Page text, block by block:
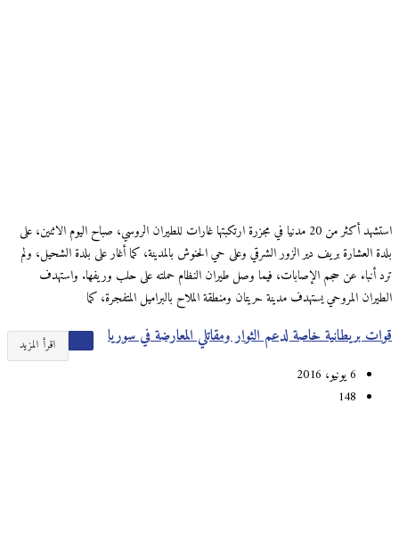
استشهد أكثر من 20 مدنيا في مجزرة ارتكبتها غارات للطيران الروسي، صباح اليوم الاثنين، على
بلدة العشارة بريف دير الزور الشرقي وعلى حي الحنوش بالمدينة، كما أغار على بلدة الشحيل، ولم
ترد أنباء عن حجم الإصابات، فيما وصل طيران النظام حملته على حلب وريفها. واستهدف
الطيران المروحي يستهدف مدينة حريتان ومنطقة الملاح بالبراميل المتفجرة، كما
اقرأ المزيد قوات بريطانية خاصة لدعم الثوار ومقاتلي المعارضة في سوريا
148